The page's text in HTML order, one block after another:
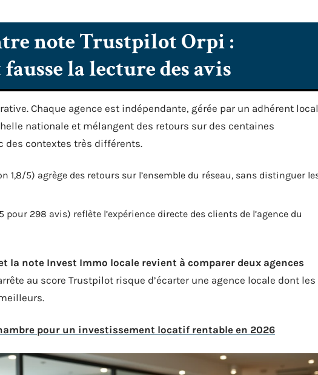
note Trustpilot Orpi :
la lecture des avis
Chaque agence est indépendante, gérée par un adhérent
nationale et mélangent des retours sur des centaines
des contextes très différents.
1,8/5) agrège des retours sur l’ensemble du réseau, sans distinguer
298 avis) reflète l’expérience directe des clients de l’agence du
la note Invest Immo locale revient à comparer deux agences
au score Trustpilot risque d’écarter une agence locale dont les
pour un investissement locatif rentable en 2026